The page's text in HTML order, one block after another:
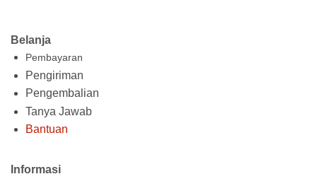
Belanja
Pembayaran
Pengiriman
Pengembalian
Tanya Jawab
Bantuan
Informasi